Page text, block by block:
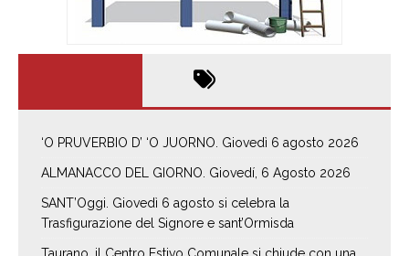
‘O PRUVERBIO D’ ‘O JUORNO. Giovedì 6 agosto 2026
ALMANACCO DEL GIORNO. Giovedí, 6 Agosto 2026
SANT’Oggi. Giovedì 6 agosto si celebra la
Trasfigurazione del Signore e sant’Ormisda
Taurano, il Centro Estivo Comunale si chiude con una